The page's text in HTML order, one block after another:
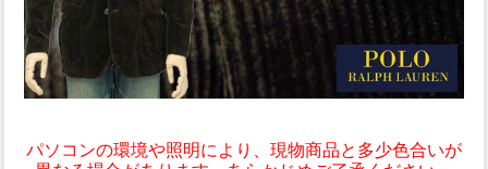
パソコンの環境や照明により、 現物商品と多少色合いが